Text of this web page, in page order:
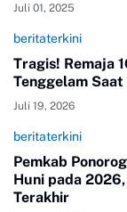
Juli 01, 2025
beritaterkini
Tragis! Remaja
Tenggelam
Juli 19, 2026
beritaterkini
Pemkab
Huni pada
Terakhir